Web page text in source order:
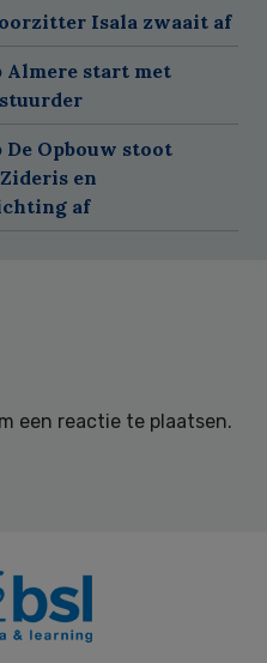
Isala zwaait af
Almere start met
De Opbouw stoot
en
af
een reactie te plaatsen.